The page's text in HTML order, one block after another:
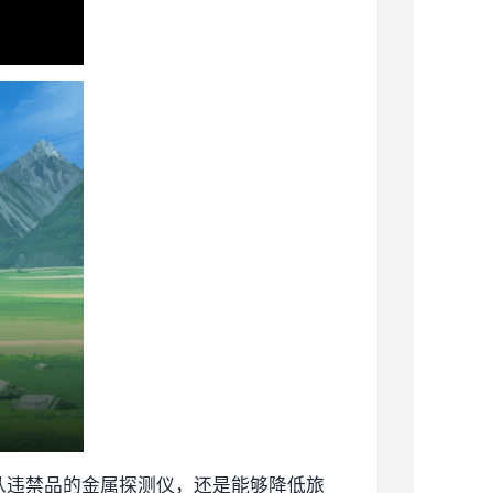
禁品的金属探测仪，还是能够降低旅